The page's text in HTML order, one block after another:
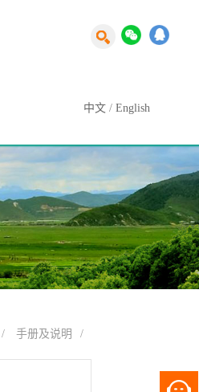
中文 /English
手册及说明